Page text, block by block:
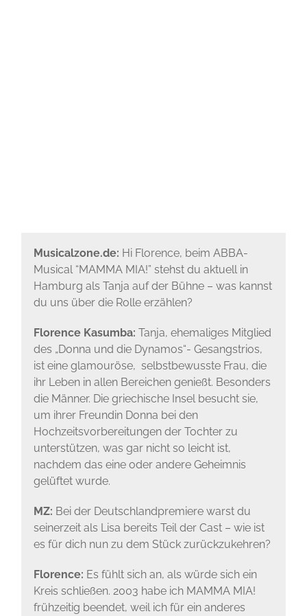
Musicalzone.de: Hi Florence, beim ABBA-
Musical “MAMMA MIA!” stehst du aktuell in
Hamburg als Tanja auf der Bühne – was kannst
du uns über die Rolle erzählen?
Florence Kasumba: Tanja, ehemaliges Mitglied
des „Donna und die Dynamos“- Gesangstrios,
ist eine glamouröse, selbstbewusste Frau, die
ihr Leben in allen Bereichen genießt. Besonders
die Männer. Die griechische Insel besucht sie,
um ihrer Freundin Donna bei den
Hochzeitsvorbereitungen der Tochter zu
unterstützen, was gar nicht so leicht ist,
nachdem das eine oder andere Geheimnis
gelüftet wurde.
MZ: Bei der Deutschlandpremiere warst du
seinerzeit als Lisa bereits Teil der Cast – wie ist
es für dich nun zu dem Stück zurückzukehren?
Florence: Es fühlt sich an, als würde sich ein
Kreis schließen. 2003 habe ich MAMMA MIA!
frühzeitig beendet, weil ich für ein anderes